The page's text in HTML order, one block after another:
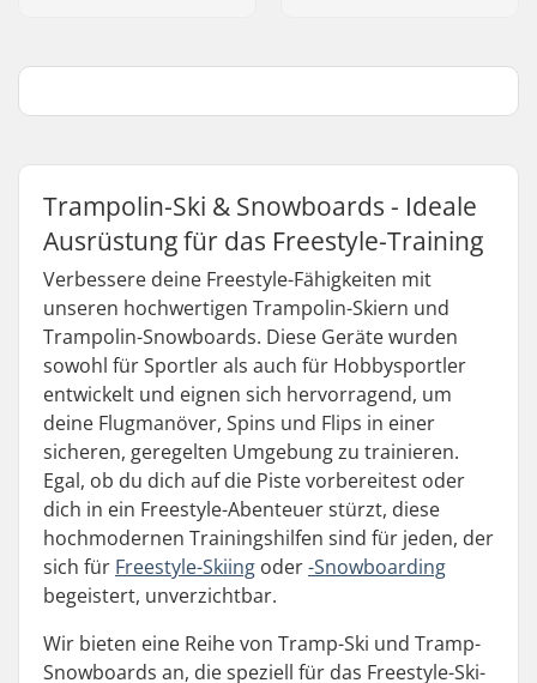
Trampolin-Ski & Snowboards - Ideale
Ausrüstung für das Freestyle-Training
Verbessere deine Freestyle-Fähigkeiten mit
unseren hochwertigen Trampolin-Skiern und
Trampolin-Snowboards. Diese Geräte wurden
sowohl für Sportler als auch für Hobbysportler
entwickelt und eignen sich hervorragend, um
deine Flugmanöver, Spins und Flips in einer
sicheren, geregelten Umgebung zu trainieren.
Egal, ob du dich auf die Piste vorbereitest oder
dich in ein Freestyle-Abenteuer stürzt, diese
hochmodernen Trainingshilfen sind für jeden, der
sich für Freestyle-Skiing oder-Snowboarding
begeistert, unverzichtbar.
Wir bieten eine Reihe von Tramp-Ski und Tramp-
Snowboards an, die speziell für das Freestyle-Ski-